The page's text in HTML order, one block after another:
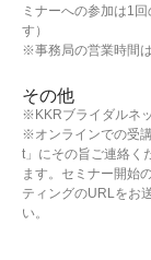
ミナーへの参加は1
す）
※事務局の営業時間
その他
※KKRブライダルネ
※オンラインでの受
t」にその旨ご連絡く
ます。セミナー開始
ティングのURLをお
い。